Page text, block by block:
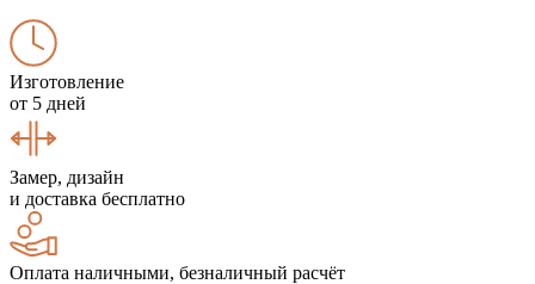
Изготовление
от 5 дней
Замер, дизайн
и доставка бесплатно
Оплата наличными, безналичный расчёт